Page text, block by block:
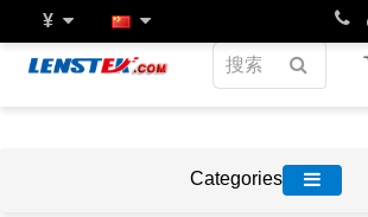
¥
Categories